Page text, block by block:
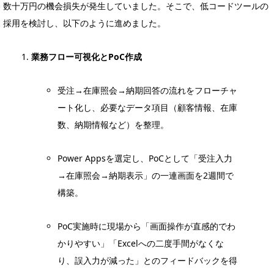
数十万円の機会損失が発生していました。そこで、低コードツールの
採用を検討し、以下のように進めました。
業務フロー可視化とPoC作成
受注→在庫照会→納期回答の流れをフローチャ
ート化し、必要なデータ項目（顧客情報、在庫
数、納期情報など）を整理。
Power Appsを選定し、PoCとして「受注入力
→在庫照会→納期表示」の一連画面を2週間で
構築。
PoC実施時に現場から「画面操作が直感的でわ
かりやすい」「Excelへの二度手間がなくな
り、誤入力が減った」とのフィードバックを得